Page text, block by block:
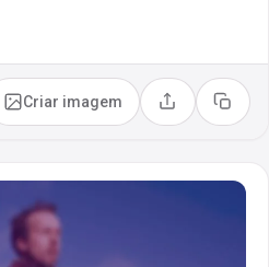
Criar imagem Compartilhar
Copiar